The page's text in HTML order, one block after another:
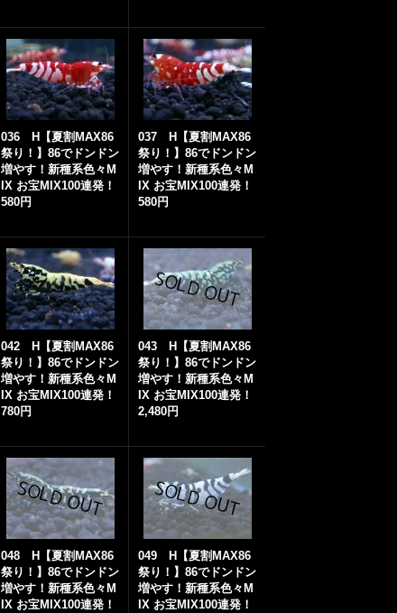
036 H【夏割MAX86
祭り！】86でドンドン
増やす！新種系色々M
IX お宝MIX100連発！
580円
037 H【夏割MAX86
祭り！】86でドンドン
増やす！新種系色々M
IX お宝MIX100連発！
580円
042 H【夏割MAX86
祭り！】86でドンドン
増やす！新種系色々M
IX お宝MIX100連発！
780円
043 H【夏割MAX86
祭り！】86でドンドン
増やす！新種系色々M
IX お宝MIX100連発！
2,480円
048 H【夏割MAX86
祭り！】86でドンドン
増やす！新種系色々M
IX お宝MIX100連発！
049 H【夏割MAX86
祭り！】86でドンドン
増やす！新種系色々M
IX お宝MIX100連発！